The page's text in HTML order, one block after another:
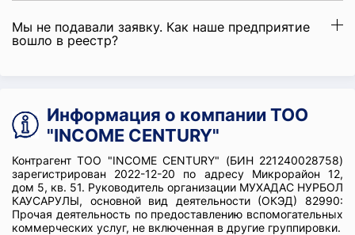
Мы не подавали заявку. Как наше предприятие
вошло в реестр?
Информация о компании ТОО
"INCOME CENTURY"
Контрагент ТОО "INCOME CENTURY" (БИН 221240028758)
зарегистрирован 2022-12-20 по адресу Микрорайон 12,
дом 5, кв. 51. Руководитель организации МУХАДАС НУРБОЛ
КАУСАРУЛЫ, основной вид деятельности (ОКЭД) 82990:
Прочая деятельность по предоставлению вспомогательных
коммерческих услуг, не включенная в другие группировки.